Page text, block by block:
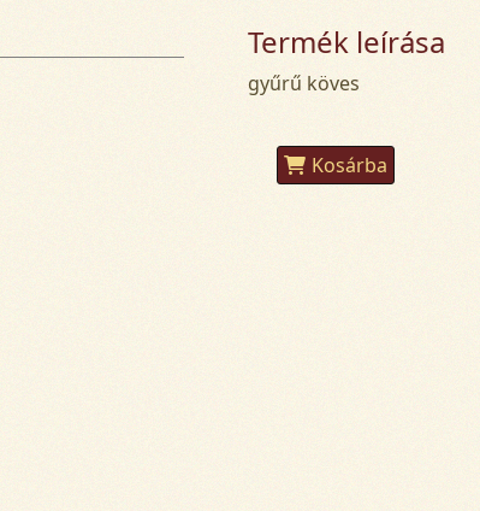
Termék leírása
gyűrű köves
Kosárba